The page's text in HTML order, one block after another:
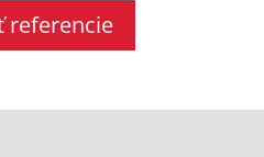
referencie